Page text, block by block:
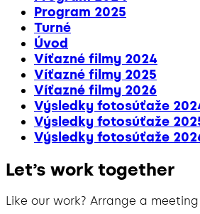
Program 2025
Turné
Úvod
Víťazné filmy 2024
Víťazné filmy 2025
Víťazné filmy 2026
Výsledky fotosúťaže
Výsledky fotosúťaže
Výsledky fotosúťaže
Let’s work together
Like our work? Arrange a